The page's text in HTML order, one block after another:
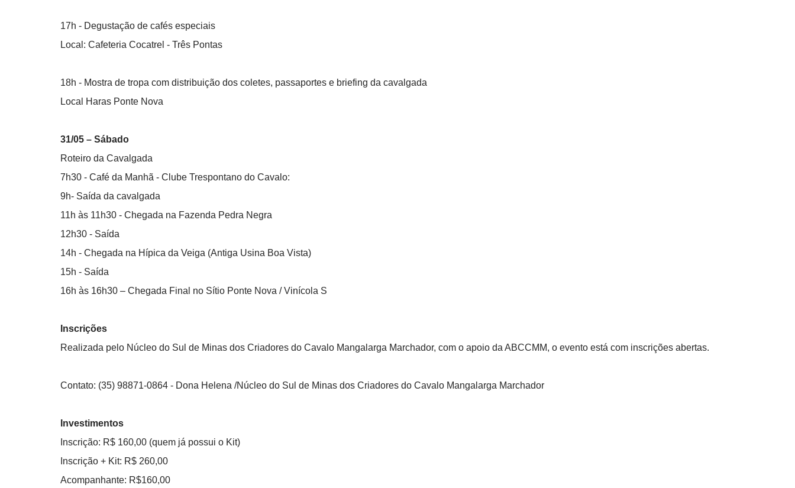
17h - Degustação de cafés especiais
Local: Cafeteria Cocatrel - Três Pontas
18h - Mostra de tropa com distribuição dos coletes, passaportes e briefing da cavalgada
Local Haras Ponte Nova
31/05 – Sábado
Roteiro da Cavalgada
7h30 - Café da Manhã - Clube Trespontano do Cavalo:
9h- Saída da cavalgada
11h às 11h30 - Chegada na Fazenda Pedra Negra
12h30 - Saída
14h - Chegada na Hípica da Veiga (Antiga Usina Boa Vista)
15h - Saída
16h às 16h30 – Chegada Final no Sítio Ponte Nova / Vinícola S
Inscrições
Realizada pelo Núcleo do Sul de Minas dos Criadores do Cavalo Mangalarga Marchador, com o apoio da ABCCMM, o evento está com inscrições abertas.
Contato: (35) 98871-0864 - Dona Helena /Núcleo do Sul de Minas dos Criadores do Cavalo Mangalarga Marchador
Investimentos
Inscrição: R$ 160,00 (quem já possui o Kit)
Inscrição + Kit: R$ 260,00
Acompanhante: R$160,00